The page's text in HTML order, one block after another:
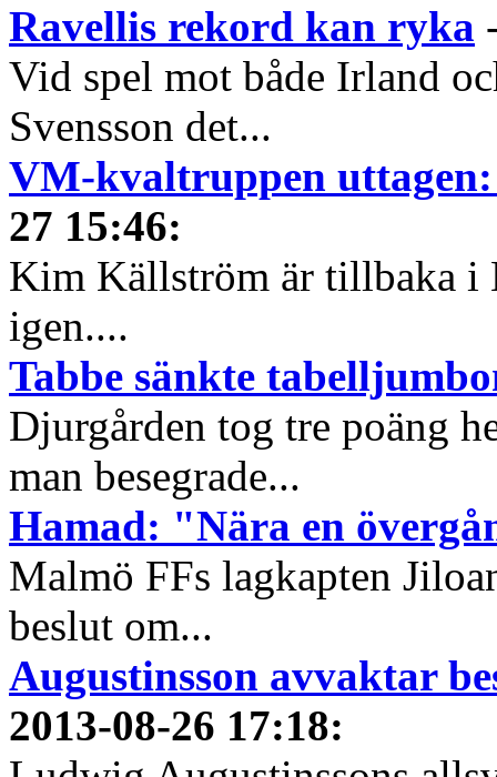
Ravellis rekord kan ryka
Vid spel mot både Irland
Svensson det...
VM-kvaltruppen
27 15:46:
Kim Källström är tillbaka i
igen....
Tabbe sänkte
Djurgården tog tre poäng
man besegrade...
Hamad: "Nära en
Malmö FFs lagkapten
beslut om...
Augustinsson avvaktar
2013-08-26 17:18: